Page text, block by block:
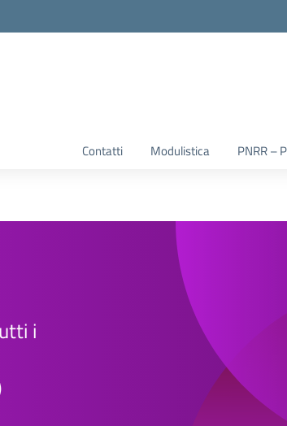
Contatti Modulistica PNRR –
i